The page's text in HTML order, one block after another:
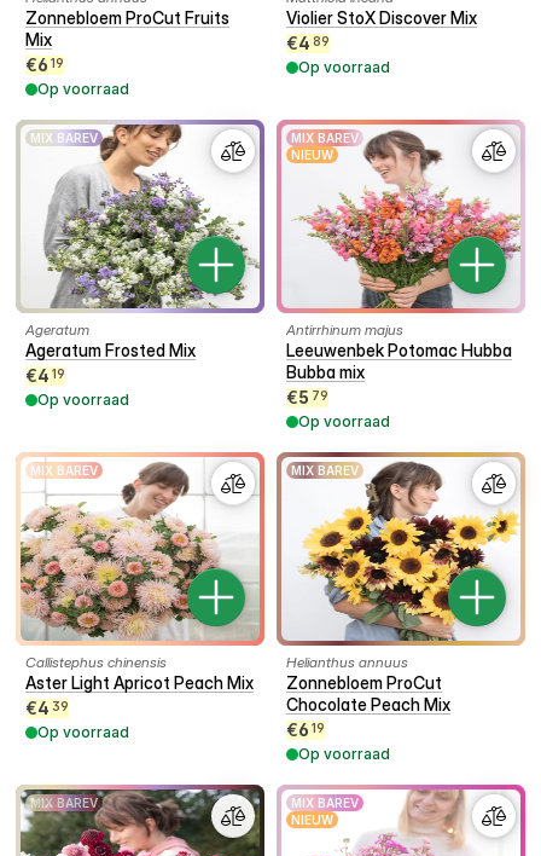
Zonnebloem ProCut Fruits
Mix
€6 19
Op voorraad
Violier StoX Discover Mix
€4 89
Op voorraad
MIX BAREV
Ageratum
Ageratum Frosted Mix
€4 19
Op voorraad
MIX BAREV
NIEUW
Antirrhinum majus
Leeuwenbek Potomac Hubba
Bubba mix
€5 79
Op voorraad
MIX BAREV
Callistephus chinensis
Aster Light Apricot Peach Mix
€4 39
Op voorraad
MIX BAREV
Helianthus annuus
Zonnebloem ProCut
Chocolate Peach Mix
€6 19
Op voorraad
MIX BAREV
MIX BAREV
NIEUW